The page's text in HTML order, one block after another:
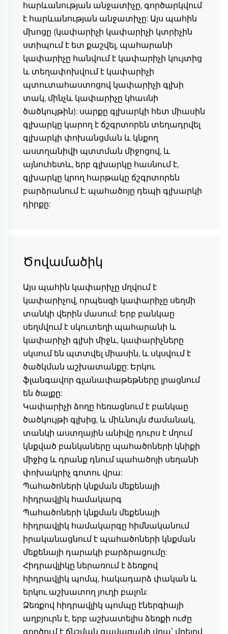
հարևանության անջատիչը, գործարկվում
է հարևանության անջատիչը: Այս պահին
մխոցը (կափարիչի կափարիչի կտրիչին
ստիպում է ետ քաշվել, պահարանի
կափարիչը հանվում է կափարիչի կույտից
և տեղափոխվում է կափարիչի
պտուտահաստոցով կափարիչի գլխի
տակ, մինչև կափարիչը կհասնի
ծածկույթին): սարքը գլխարկի հետ միասին
գլխարկը կարող է ճշգրտորեն տեղադրվել
գլխարկի փոխանցման և կնքող
աստղանիվի պտտման միջոցով, և
այնուհետև, երբ գլխարկը հասնում է,
գլխարկը կրող հարթակը ճշգրտորեն
բարձրանում է: պահածոյը դեպի գլխարկի
դիրքը:
Ծովամածիկ
Այս պահին կափարիչը մղվում է
կափարիչով, որպեսզի կափարիչը սեղմի
տանկի վերին մասում: Երբ բանկաը
սեղմվում է սկուտեղի պահարանի և
կափարիչի գլխի միջև, կափարիչները
սկսում են պտտվել միասին, և սկսվում է
ծածկման աշխատանքը: Երկու
ֆլանգավոր գլանափաթեթները լրացնում
են ծալքը:
Կափարիչի ձողը հեռացնում է բանկաը
ծածկույթի գլխից, և միևնույն ժամանակ,
տանկի աստղային անիվը դուրս է մղում
կնքված բանկաները պահածոների կնիքի
միջից և դրանք դնում պահածոյի սեղանի
փոխակրիչ գոտու վրա:
Պահածոների կնքման մեքենայի
հիդրավլիկ համակարգ
Պահածոների կնքման մեքենայի
հիդրավլիկ համակարգը հիմնականում
իրականացնում է պահածոների կնքման
մեքենայի դարակի բարձրացումը:
Հիդրավլիկը ներառում է ձեռքով
հիդրավլիկ պոմպ, հակադարձ փական և
երկու աշխատող յուղի բալոն:
Ձեռքով հիդրավլիկ պոմպը էներգիայի
աղբյուրն է, երբ աշխատելիս ձեռքի ուժը
գործում է ճնշման գավազանի վրա՝ մղելով